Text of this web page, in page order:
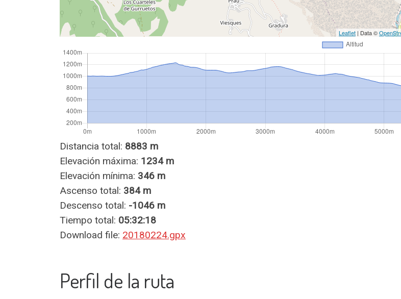
Leaflet | Data ©
Distancia total: 8883 m
Elevación máxima: 1234 m
Elevación mínima: 346 m
Ascenso total: 384 m
Descenso total: -1046 m
Tiempo total: 05:32:18
Download file: 20180224.gpx
Perfil de la ruta